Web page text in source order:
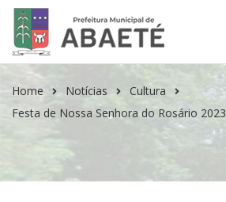
Home Notícias
Cultura
Festa de Nossa Senhora do Rosário 2023